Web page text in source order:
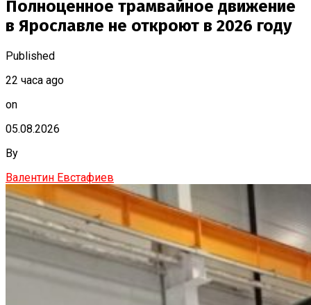
Полноценное трамвайное движение
в Ярославле не откроют в 2026 году
Published
22 часа ago
on
05.08.2026
By
Валентин Евстафиев